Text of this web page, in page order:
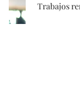
Trabajos